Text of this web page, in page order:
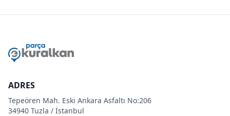
ADRES
Tepeören Mah. Eski Ankara Asfaltı No:206
34940 Tuzla / İstanbul